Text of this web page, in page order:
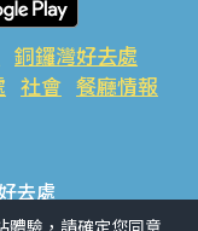
銅鑼灣好去處
社會 餐廳情報
去處
旺角好去處 社會
驗，請確定您同意